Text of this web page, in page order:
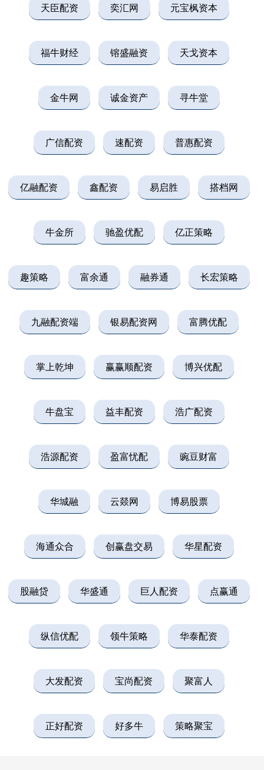
天臣配资 奕汇网 元宝枫资本
福牛财经 镕盛融资 天戈资本
金牛网 诚金资产 寻牛堂
广信配资 速配资 普惠配资
亿融配资 鑫配资 易启胜 搭档网
牛金所 驰盈优配 亿正策略
趣策略 富余通 融券通 长宏策略
九融配资端 银易配资网 富腾优配
掌上乾坤 赢赢顺配资 博兴优配
牛盘宝 益丰配资 浩广配资
浩源配资 盈富忧配 豌豆财富
华城融 云燚网 博易股票
海通众合 创赢盘交易 华星配资
股融贷 华盛通 巨人配资 点赢通
纵信优配 领牛策略 华泰配资
大发配资 宝尚配资 聚富人
正好配资 好多牛 策略聚宝